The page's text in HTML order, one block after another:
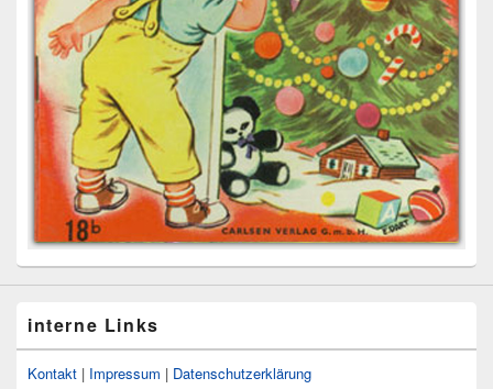
interne Links
Kontakt | Impressum | Datenschutzerklärung